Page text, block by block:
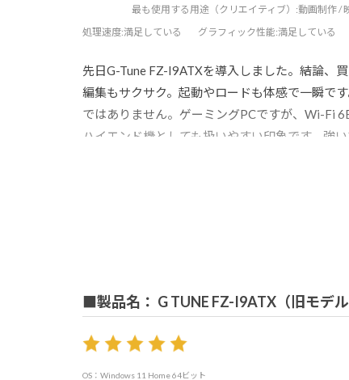
最も使用する用途（クリエイティブ）:動画制作 /
処理速度:満足している グラフィック性能:満足している
先日G-Tune FZ-I9ATXを導入しました。結論、
編集もサクサク。起動やロードも体感で一瞬で
ではありません。ゲーミングPCですが、Wi-Fi
ハイエンド機としても扱いやすい印象です。強
あと、やっぱり値段は高いですね。清水の舞台
■製品名： G TUNE FZ-I9ATX（旧モデル
OS：Windows 11 Home 64ビット